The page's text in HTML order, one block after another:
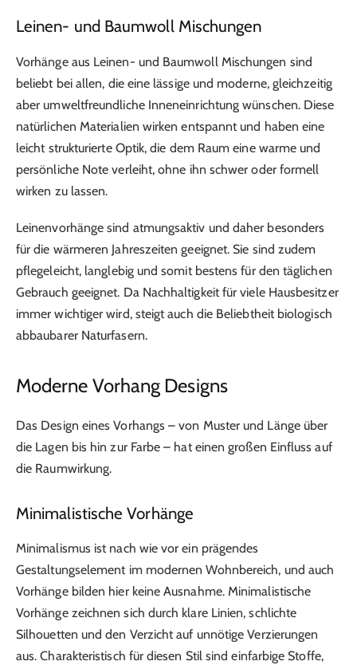
Leinen- und Baumwoll Mischungen
Vorhänge aus Leinen- und Baumwoll Mischungen sind
beliebt bei allen, die eine lässige und moderne, gleichzeitig
aber umweltfreundliche Inneneinrichtung wünschen. Diese
natürlichen Materialien wirken entspannt und haben eine
leicht strukturierte Optik, die dem Raum eine warme und
persönliche Note verleiht, ohne ihn schwer oder formell
wirken zu lassen.
Leinenvorhänge sind atmungsaktiv und daher besonders
für die wärmeren Jahreszeiten geeignet. Sie sind zudem
pflegeleicht, langlebig und somit bestens für den täglichen
Gebrauch geeignet. Da Nachhaltigkeit für viele Hausbesitzer
immer wichtiger wird, steigt auch die Beliebtheit biologisch
abbaubarer Naturfasern.
Moderne Vorhang Designs
Das Design eines Vorhangs – von Muster und Länge über
die Lagen bis hin zur Farbe – hat einen großen Einfluss auf
die Raumwirkung.
Minimalistische Vorhänge
Minimalismus ist nach wie vor ein prägendes
Gestaltungselement im modernen Wohnbereich, und auch
Vorhänge bilden hier keine Ausnahme. Minimalistische
Vorhänge zeichnen sich durch klare Linien, schlichte
Silhouetten und den Verzicht auf unnötige Verzierungen
aus. Charakteristisch für diesen Stil sind einfarbige Stoffe,